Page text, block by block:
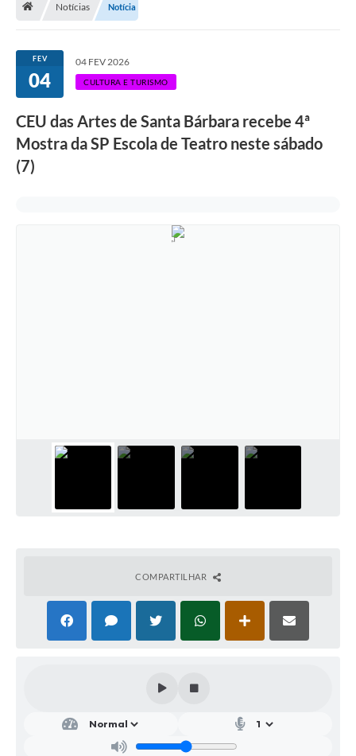
Serviços Online
Transparência
Legislação
Covid-19
Lei Aldir Blanc
Publicidade
Notícias
Galeria de Vídeos
Notícias Notícia
FEV
04
04 FEV 2026
CULTURA E TURISMO
CEU das Artes de Santa Bárbara recebe 4ª
Mostra da SP Escola de Teatro neste sábado
(7)
COMPARTILHAR